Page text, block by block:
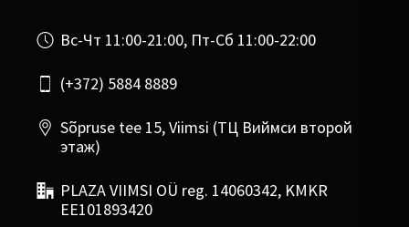
Вс-Чт 11:00-21:00, Пт-Сб 11:00-22:00
(+372) 5884 8889
Sõpruse tee 15, Viimsi (ТЦ Виймси второй
этаж)
PLAZA VIIMSI OÜ reg. 14060342, KMKR
EE101893420